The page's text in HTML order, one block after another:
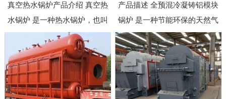
真空热水锅炉产品介绍 真空热
水锅炉 是一种热水锅炉，也叫
真空热水机，源于1972...
产品描述 全预混冷凝铸铝模块
锅炉 是一种节能环保的天然气
热能设备，其热利用率高达...